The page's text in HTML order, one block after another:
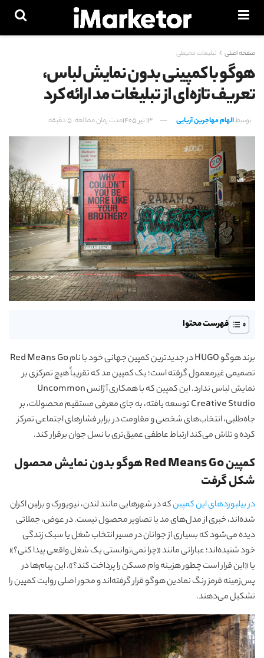
صفحه اصلی تبلیغات محیطی
هوگو با کمپینی بدون نمایش لباس،
تعریف تازه‌ای از تبلیغات مد ارائه کرد
توسطالهام مهاجرین آریایی 13 تیر 1405 مدت زمان مطالعه: 5 دقیقه
فهرست محتوا
برند هوگو HUGO در جدیدترین کمپین جهانی خود با نام Red Means Go
تصمیمی غیرمعمول گرفته است؛ یک کمپین مد که تقریباً هیچ تمرکزی بر
نمایش لباس ندارد. این کمپین که با همکاری آژانس Uncommon
Creative Studio توسعه یافته، به جای معرفی مستقیم محصولات، بر
جاه‌طلبی، انتخاب‌های شخصی و مقاومت در برابر فشارهای اجتماعی تمرکز
کرده و تلاش می‌کند ارتباط عاطفی عمیق‌تری با نسل جوان برقرار کند.
کمپین Red Means Go هوگو بدون نمایش محصول
شکل گرفت
در بیلبوردهای این کمپینکه در شهرهایی مانند لندن، نیویورک و برلین اکران
شده‌اند، خبری از مدل‌های مد یا تصاویر محصول نیست. در عوض، جملاتی
دیده می‌شود که بسیاری از جوانان در مسیر انتخاب شغل یا سبک زندگی
خود شنیده‌اند؛ عباراتی مانند «چرا نمی‌توانستی یک شغل واقعی پیدا کنی؟»
یا «این قرار است چطور هزینه وام مسکن را پرداخت کند؟». این پیام‌ها در
پس‌زمینه قرمز رنگ نمادین هوگو قرار گرفته‌اند و محور اصلی روایت کمپین را
تشکیل می‌دهند.